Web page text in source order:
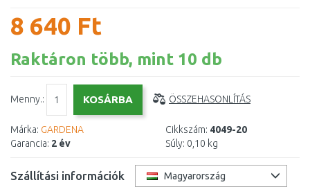
8 640 Ft
Raktáron több, mint 10 db
Menny.: ÖSSZEHASONLÍTÁS
Márka: GARDENA
Garancia: 2 év
Cikkszám: 4049-20
Súly: 0,10 kg
Szállítási információk
Magyarország